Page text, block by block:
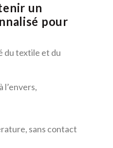
un
pour
du textile et du
l’envers,
sans contact